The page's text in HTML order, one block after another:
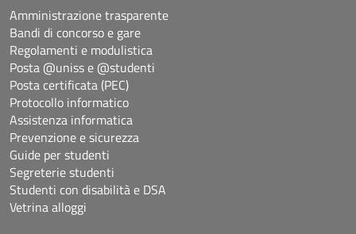
Amministrazione trasparente
Bandi di concorso e gare
Regolamenti e modulistica
Posta @uniss e @studenti
Posta certificata (PEC)
Protocollo informatico
Assistenza informatica
Prevenzione e sicurezza
Guide per studenti
Segreterie studenti
Studenti con disabilità e DSA
Vetrina alloggi